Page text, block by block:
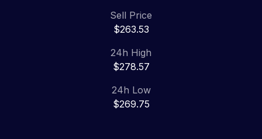
Sell Price
$263.53
24h High
$278.57
24h Low
$269.75